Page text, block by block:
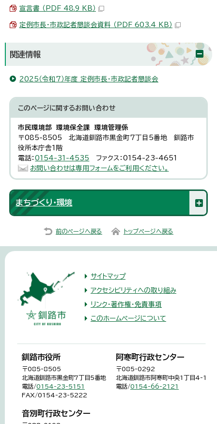
宣言書 （PDF 48.9 KB）
定例市長・市政記者懇談会資料 （PDF 603.4 KB）
関連情報
2025（令和7）年度 定例市長・市政記者懇談会
このページに関するお問い合わせ
市民環境部 環境保全課 環境管理係
〒085-8505 北海道釧路市黒金町7丁目5番地 釧路市
役所本庁舎1階
電話：0154-31-4535
ファクス：0154-23-4651
お問い合わせは専用フォームをご利用ください。
まちづくり・環境
前のページへ戻る トップページへ戻る
サイトマップ
アクセシビリティへの取り組み
リンク・著作権・免責事項
このホームページについて
釧路市役所
〒085-8505
北海道釧路市黒金町7丁目5番地
電話/0154-23-5151
FAX/0154-23-5222
阿寒町行政センター
〒085-0292
北海道釧路市阿寒町中央1丁目4-1
電話/0154-66-2121
音別町行政センター